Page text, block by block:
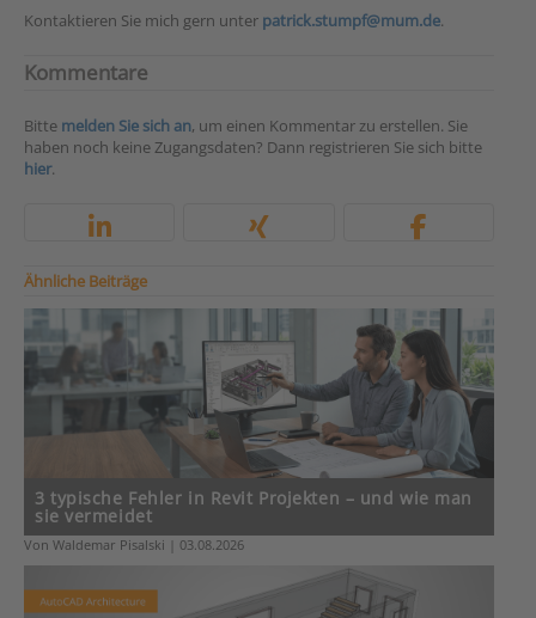
Kontaktieren Sie mich gern unter patrick.stumpf@mum.de.
Kommentare
Bitte melden Sie sich an, um einen Kommentar zu erstellen. Sie
haben noch keine Zugangsdaten? Dann registrieren Sie sich bitte
hier.
Ähnliche Beiträge
3 typische Fehler in Revit Projekten – und wie man
sie vermeidet
Von Waldemar Pisalski | 03.08.2026